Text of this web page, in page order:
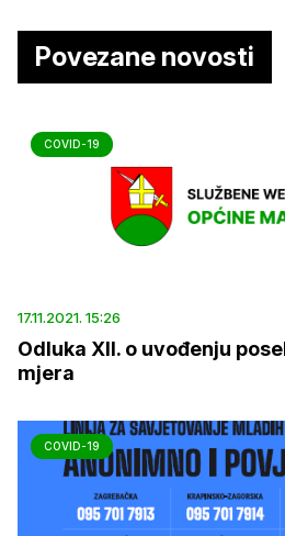
Povezane novosti
COVID-19
17.11.2021. 15:26
Odluka XII. o uvođenju
mjera
COVID-19